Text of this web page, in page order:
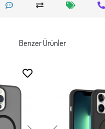
Benzer Ürünler